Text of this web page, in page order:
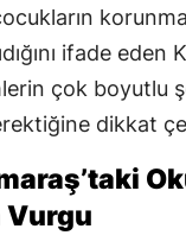
ifade eden
çok boyutlu
dikkat
Vurgu